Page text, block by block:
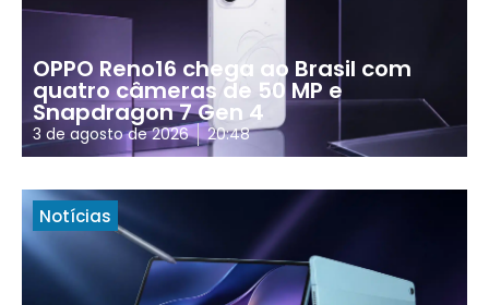
OPPO Reno16 chega ao Brasil com
quatro câmeras de 50 MP e
Snapdragon 7 Gen 4
3 de agosto de 2026 20:48
Notícias